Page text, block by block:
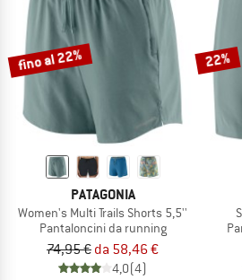
fino al 22%
PATAGONIA
Women's Multi Trails Shorts 5,5''
Pantaloncini da running
74,95 € da 58,46 €
4,0(4)
22%